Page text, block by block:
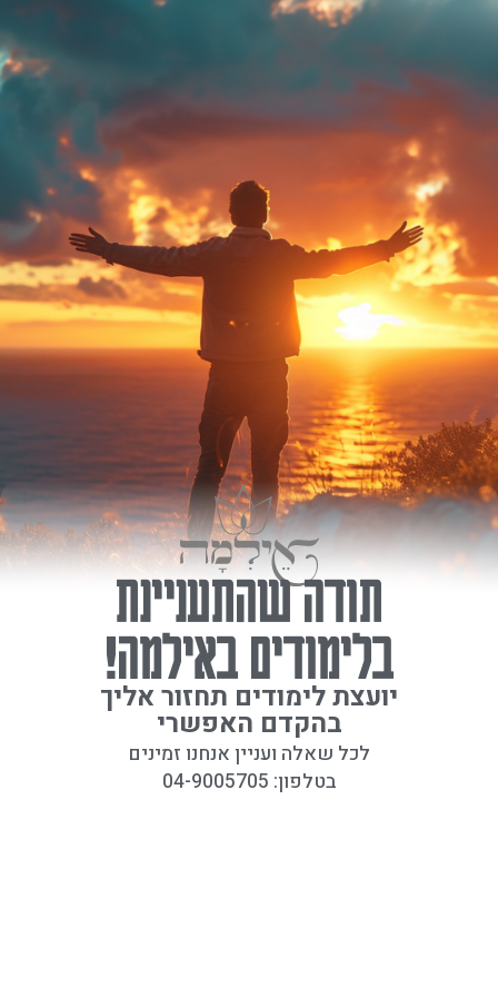
תודה שהתעניינת
בלימודים באילמה!
יועצת לימודים תחזור אליך
בהקדם האפשרי
לכל שאלה ועניין אנחנו זמינים
בטלפון: 04-9005705